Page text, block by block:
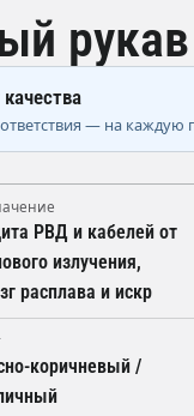
— на каждую
РВД и кабелей от
излучения,
расплава и искр
коричневый /